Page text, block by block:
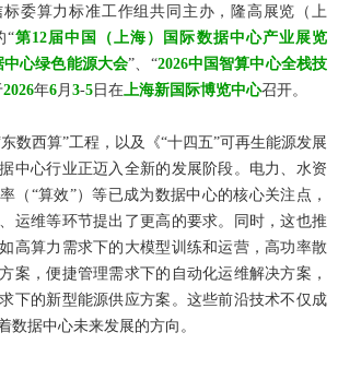
委算力标准工作组共同主办，隆高展览（上
“第12届中国（上海）国际数据中心产业展览
心绿色能源大会”、“2026中国智算中心全栈技
2026年6 月 3-5日在 上海新国际博览中心召开。
数西算”工程，以及《“十四五”可再生能源发展
中心行业正迈入全新的发展阶段。电力、水资
（“算效”）等已成为数据中心的核心关注点，
运维等环节提出了更高的要求。同时，这也推
高算力需求下的大模型训练和运营，高功率散
案，便捷管理需求下的自动化运维解决方案，
下的新型能源供应方案。这些前沿技术不仅成
数据中心未来发展的方向。